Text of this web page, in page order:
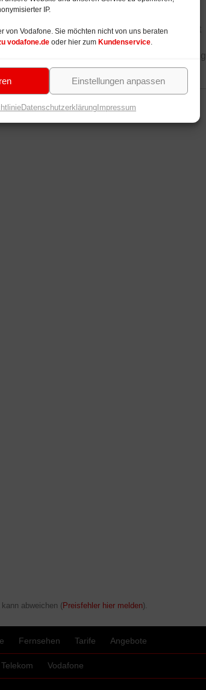
IP.
von Vodafone. Sie möchten nicht von uns beraten
vodafone.de oder hier zum Kundenservice.
Einstellungen anpassen
DatenschutzerklärungImpressum
eine faire Kündigungsfrist von 3 Monaten.
bestehenden Vodafone DSL Anschluss mit
24 Monate). Vodafone TV mit optionalen
mehr Details zur Verfügbarkeit und Bestellung
abweichen (Preisfehler hier melden).
Fernsehen Tarife Angebote
Telekom Vodafone